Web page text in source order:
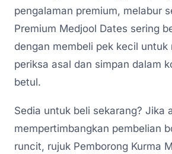
pengalaman premium, melabur
Premium Medjool Dates sering
dengan membeli pek kecil untuk
periksa asal dan simpan dalam
betul.
Sedia untuk beli sekarang? Jika
mempertimbangkan pembelian
runcit, rujuk Pemborong Kurma